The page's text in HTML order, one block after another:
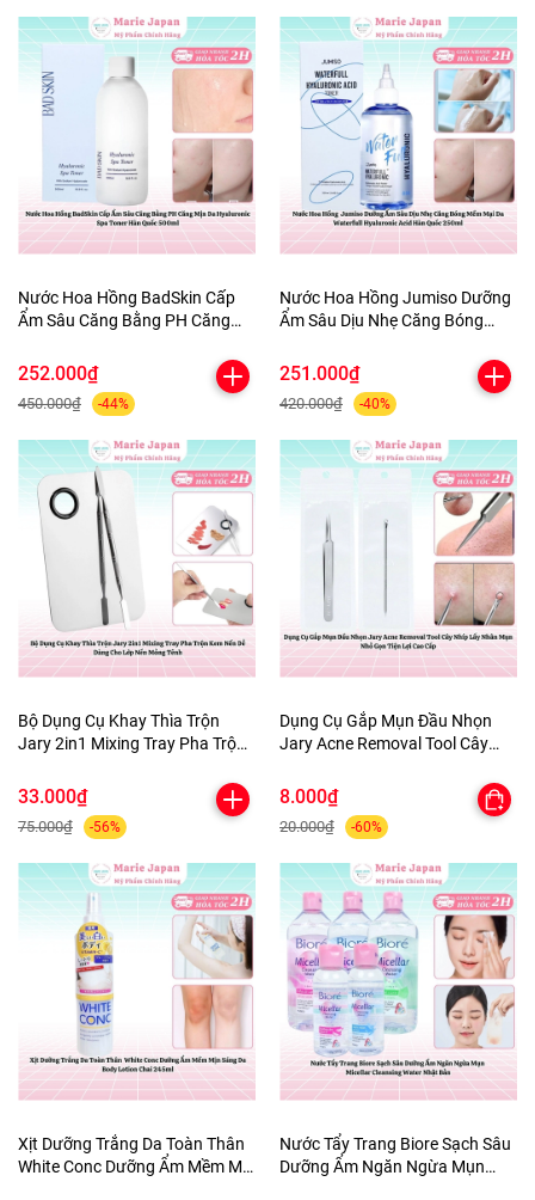
Nước Hoa Hồng BadSkin Cấp
Ẩm Sâu Căng Bằng PH Căng
Hàn Quốc 500ml
252.000₫
450.000₫ -44%
Nước Hoa Hồng Jumiso Dưỡng
Ẩm Sâu Dịu Nhẹ Căng Bóng
Hyaluronic Acid Hàn Quốc
251.000₫
420.000₫ -40%
Bộ Dụng Cụ Khay Thìa Trộn
Jary 2in1 Mixing Tray Pha Trộn
Mỏng Tênh
33.000₫
75.000₫ -56%
Dụng Cụ Gắp Mụn Đầu Nhọn
Jary Acne Removal Tool Cây
Tiện Lợi Cao Cấp
8.000₫
20.000₫ -60%
Xịt Dưỡng Trắng Da Toàn Thân
White Conc Dưỡng Ẩm Mềm Mịn
Nước Tẩy Trang Biore Sạch Sâu
Dưỡng Ẩm Ngăn Ngừa Mụn